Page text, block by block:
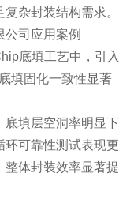
杂封装结构需求。
公司应用案例
底填工艺中，引入
填固化一致性显著
填层空洞率明显下
环可靠性测试表现更
整体封装效率显著提